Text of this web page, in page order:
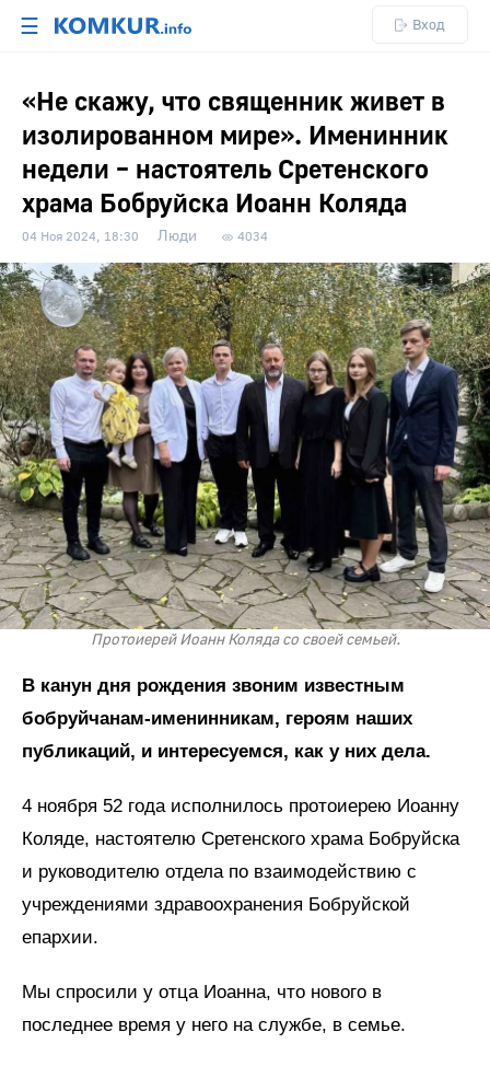
☰ Вход
«Не скажу, что священник живет в
изолированном мире». Именинник
недели – настоятель Cретенского
храма Бобруйска Иоанн Коляда
04 Ноя 2024, 18:30 Люди 4034
Протоиерей Иоанн Коляда со своей семьей.
В канун дня рождения звоним известным
бобруйчанам-именинникам, героям наших
публикаций, и интересуемся, как у них дела.
4 ноября 52 года исполнилось протоиерею Иоанну
Коляде, настоятелю Сретенского храма Бобруйска
и руководителю отдела по взаимодействию с
учреждениями здравоохранения Бобруйской
епархии.
Мы спросили у отца Иоанна, что нового в
последнее время у него на службе, в семье.